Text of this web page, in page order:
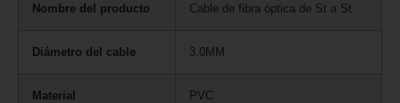
Nombre del producto Cable de fibra óptica de St a St
Diámetro del cable 3.0MM
Material PVC